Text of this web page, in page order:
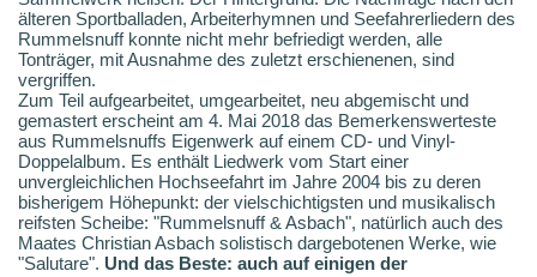
älteren Sportballaden, Arbeiterhymnen und Seefahrerliedern des
Rummelsnuff konnte nicht mehr befriedigt werden, alle
Tonträger, mit Ausnahme des zuletzt erschienenen, sind
vergriffen.
Zum Teil aufgearbeitet, umgearbeitet, neu abgemischt und
gemastert erscheint am 4. Mai 2018 das Bemerkenswerteste
aus Rummelsnuffs Eigenwerk auf einem CD- und Vinyl-
Doppelalbum. Es enthält Liedwerk vom Start einer
unvergleichlichen Hochseefahrt im Jahre 2004 bis zu deren
bisherigem Höhepunkt: der vielschichtigsten und musikalisch
reifsten Scheibe: "Rummelsnuff & Asbach", natürlich auch des
Maates Christian Asbach solistisch dargebotenen Werke, wie
"Salutare". Und das Beste: auch auf einigen der